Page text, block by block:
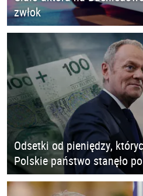
zwłok
Odsetki od pieniędzy,
Polskie państwo stanęło